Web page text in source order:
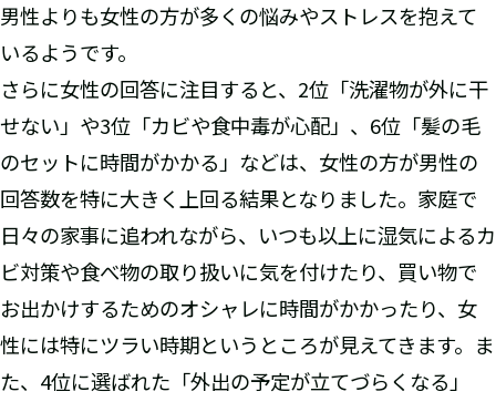
男性よりも女性の方が多くの悩みやストレスを抱えて
いるようです。
さらに女性の回答に注目すると、2位「洗濯物が外に干
せない」や3位「カビや食中毒が心配」、6位「髪の毛
のセットに時間がかかる」などは、女性の方が男性の
回答数を特に大きく上回る結果となりました。家庭で
日々の家事に追われながら、いつも以上に湿気によるカ
ビ対策や食べ物の取り扱いに気を付けたり、買い物で
お出かけするためのオシャレに時間がかかったり、女
性には特にツラい時期というところが見えてきます。ま
た、4位に選ばれた「外出の予定が立てづらくなる」